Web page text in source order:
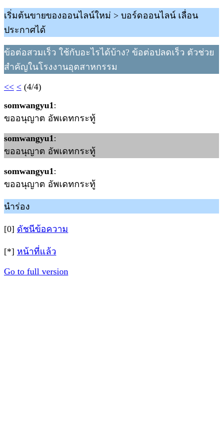
เริ่มต้นขายของออนไลน์ใหม่ > บอร์ดออนไลน์ เลื่อน
ประกาศได้
ข้อต่อสวมเร็ว ใช้กับอะไรได้บ้าง? ข้อต่อปลดเร็ว ตัวช่วย
สำคัญในโรงงานอุตสาหกรรม
<< < (4/4)
somwangyu1:
ขออนุญาต อัพเดทกระทู้
somwangyu1:
ขออนุญาต อัพเดทกระทู้
somwangyu1:
ขออนุญาต อัพเดทกระทู้
นำร่อง
[0] ดัชนีข้อความ
[*] หน้าที่แล้ว
Go to full version